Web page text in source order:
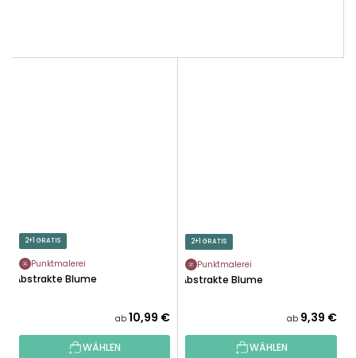
2+1 GRATIS
Punktmalerei
Abstrakte Blume
ab 10,99 €
WÄHLEN
2+1 GRATIS
Punktmalerei
Abstrakte Blume
ab 9,39 €
WÄHLEN